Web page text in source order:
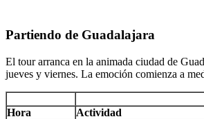
Partiendo de Guadalajara
El tour arranca en la animada ciudad de
jueves y viernes. La emoción comienza a
Hora
Actividad